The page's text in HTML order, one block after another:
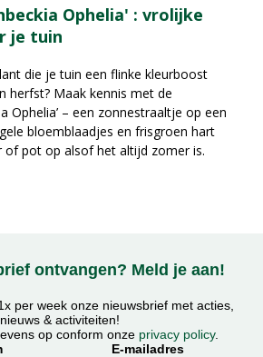
Ophelia' : vrolijke
je tuin
die je tuin een flinke kleurboost
herfst? Maak kennis met de
Ophelia’ – een zonnestraaltje op een
bloemblaadjes en frisgroen hart
of pot op alsof het altijd zomer is.
ontvangen? Meld je aan!
per week onze nieuwsbrief met acties,
nieuws & activiteiten!
op conform onze privacy policy.
E-mailadres